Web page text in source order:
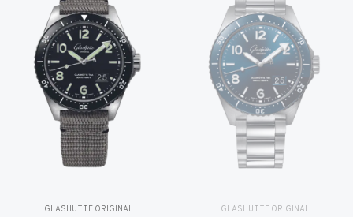
GLASHÜTTE ORIGINAL GLASHÜTTE ORIGINAL